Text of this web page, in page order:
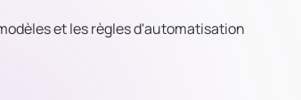
et les règles d'automatisation